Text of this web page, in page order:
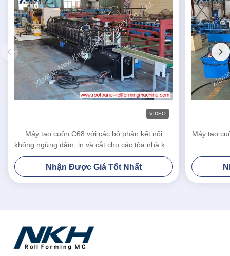
VIDEO
Máy tạo cuộn C68 với các bộ phận kết nối
không ngừng đâm, in và cắt cho các tòa nhà kim
loại
Nhận Được Giá Tốt Nhất
Máy tạo